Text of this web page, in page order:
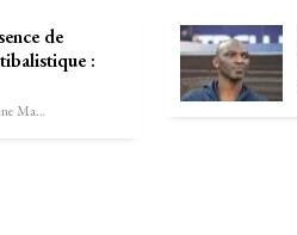
de
:
Sébastien-Étienne Marechal